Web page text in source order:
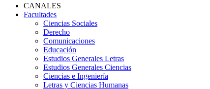
CANALES
Facultades
Ciencias Sociales
Derecho
Comunicaciones
Educación
Estudios Generales Letras
Estudios Generales Ciencias
Ciencias e Ingeniería
Letras y Ciencias Humanas